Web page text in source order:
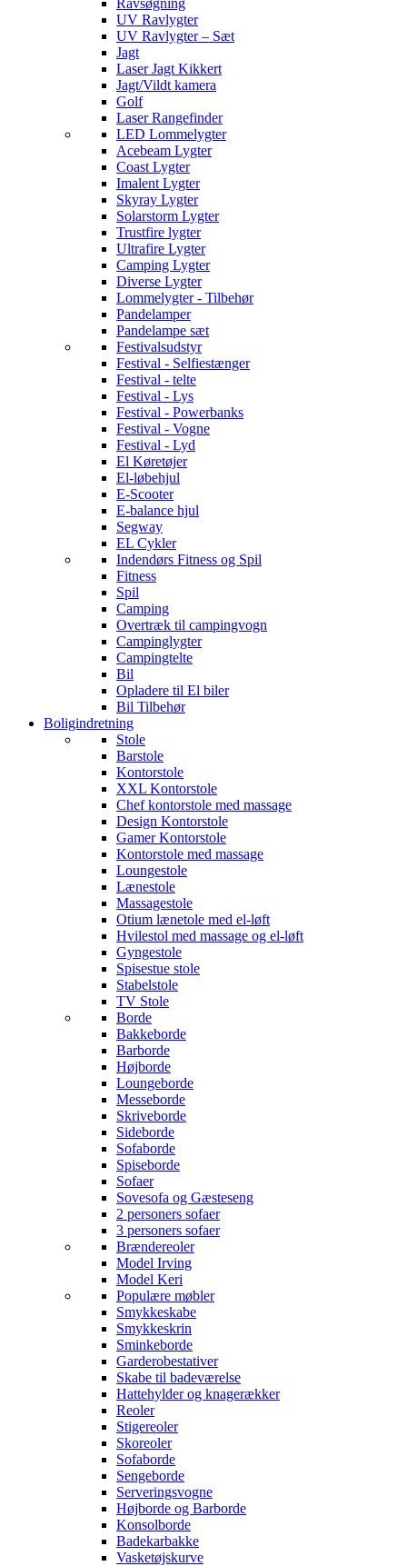
Ravsøgning
UV Ravlygter
UV Ravlygter – Sæt
Jagt
Laser Jagt Kikkert
Jagt/Vildt kamera
Golf
Laser Rangefinder
LED Lommelygter
Acebeam Lygter
Coast Lygter
Imalent Lygter
Skyray Lygter
Solarstorm Lygter
Trustfire lygter
Ultrafire Lygter
Camping Lygter
Diverse Lygter
Lommelygter - Tilbehør
Pandelamper
Pandelampe sæt
Festivalsudstyr
Festival - Selfiestænger
Festival - telte
Festival - Lys
Festival - Powerbanks
Festival - Vogne
Festival - Lyd
El Køretøjer
El-løbehjul
E-Scooter
E-balance hjul
Segway
EL Cykler
Indendørs Fitness og Spil
Fitness
Spil
Camping
Overtræk til campingvogn
Campinglygter
Campingtelte
Bil
Opladere til El biler
Bil Tilbehør
Boligindretning
Stole
Barstole
Kontorstole
XXL Kontorstole
Chef kontorstole med massage
Design Kontorstole
Gamer Kontorstole
Kontorstole med massage
Loungestole
Lænestole
Massagestole
Otium lænetole med el-løft
Hvilestol med massage og el-løft
Gyngestole
Spisestue stole
Stabelstole
TV Stole
Borde
Bakkeborde
Barborde
Højborde
Loungeborde
Messeborde
Skriveborde
Sideborde
Sofaborde
Spiseborde
Sofaer
Sovesofa og Gæsteseng
2 personers sofaer
3 personers sofaer
Brændereoler
Model Irving
Model Keri
Populære møbler
Smykkeskabe
Smykkeskrin
Sminkeborde
Garderobestativer
Skabe til badeværelse
Hattehylder og knagerækker
Reoler
Stigereoler
Skoreoler
Sofaborde
Sengeborde
Serveringsvogne
Højborde og Barborde
Konsolborde
Badekarbakke
Vasketøjskurve